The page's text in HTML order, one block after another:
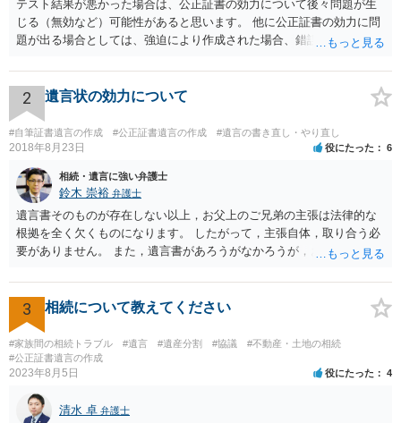
テスト結果が悪かった場合は、公正証書の効力について後々問題が生
じる（無効など）可能性があると思います。 他に公正証書の効力に問
題が出る場合としては、強迫により作成された場合、錯誤（勘違い）
すが、弁護士に作成を依頼する場合は、１０～数十万円程度になるケ
ースが多いと思います。 報酬体系は、弁護士ごとに異なりますので一
律の基準はありません。
2 遺言状の効力について
#自筆証書遺言の作成 #公正証書遺言の作成 #遺言の書き直し・やり直し
2018年8月23日 役にたった 6
相続・遺言に強い弁護士
鈴木 崇裕 弁護士
遺言書そのものが存在しない以上，お父上のご兄弟の主張は法律的な
根拠を全く欠くものになります。 したがって，主張自体，取り合う必
要がありません。 また，遺言書があろうがなかろうが，お父上のご兄
ご回答にもありますが， 代理人弁護士をたてて，その弁護士から相手
方に対して， ・相続に関する主張は法的根拠がなく，一切応じないこ
と ・今後一切の連絡をしてこないでほしいこと ・連絡を継続してくる
ようであれば警察への通報や法的措置も辞さないこと などを記載した
書面を発送してもらうことがよろしいように思います。
3 相続について教えてください
#家族間の相続トラブル #遺言 #遺産分割 #協議
#不動産・土地の相続
#公正証書遺言の作成
2023年8月5日 役にたった 4
清水 卓 弁護士